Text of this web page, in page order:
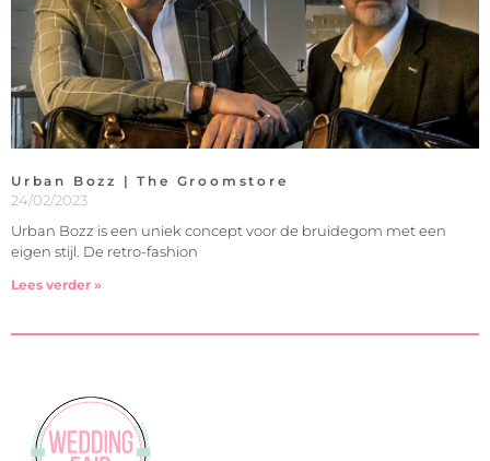
Urban Bozz | The Groomstore
24/02/2023
Urban Bozz is een uniek concept voor de bruidegom met een
eigen stijl. De retro-fashion
Lees verder »